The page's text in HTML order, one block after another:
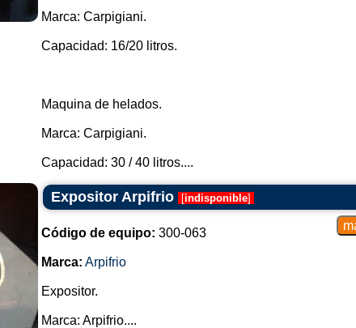
Marca: Carpigiani.
Capacidad: 16/20 litros.
Maquina de helados.
Marca: Carpigiani.
Capacidad: 30 / 40 litros....
Expositor Arpifrio [indisponible]
Código de equipo: 300-063
Marca: Arpifrio
Expositor.
Marca: Arpifrio....